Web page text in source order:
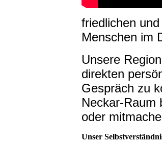
friedlichen
Menschen im
Unsere
direkten
Gespräch zu
Neckar-Raum
oder
Unser